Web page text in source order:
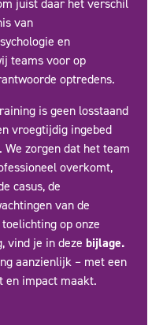
juist daar het verschil
van
en
teams voor op
optredens.
is geen losstaand
vroegtijdig ingebed
zorgen dat het team
overkomt,
casus, de
van de
op onze
vind je in deze bijlage.
aanzienlijk – met een
en impact maakt.